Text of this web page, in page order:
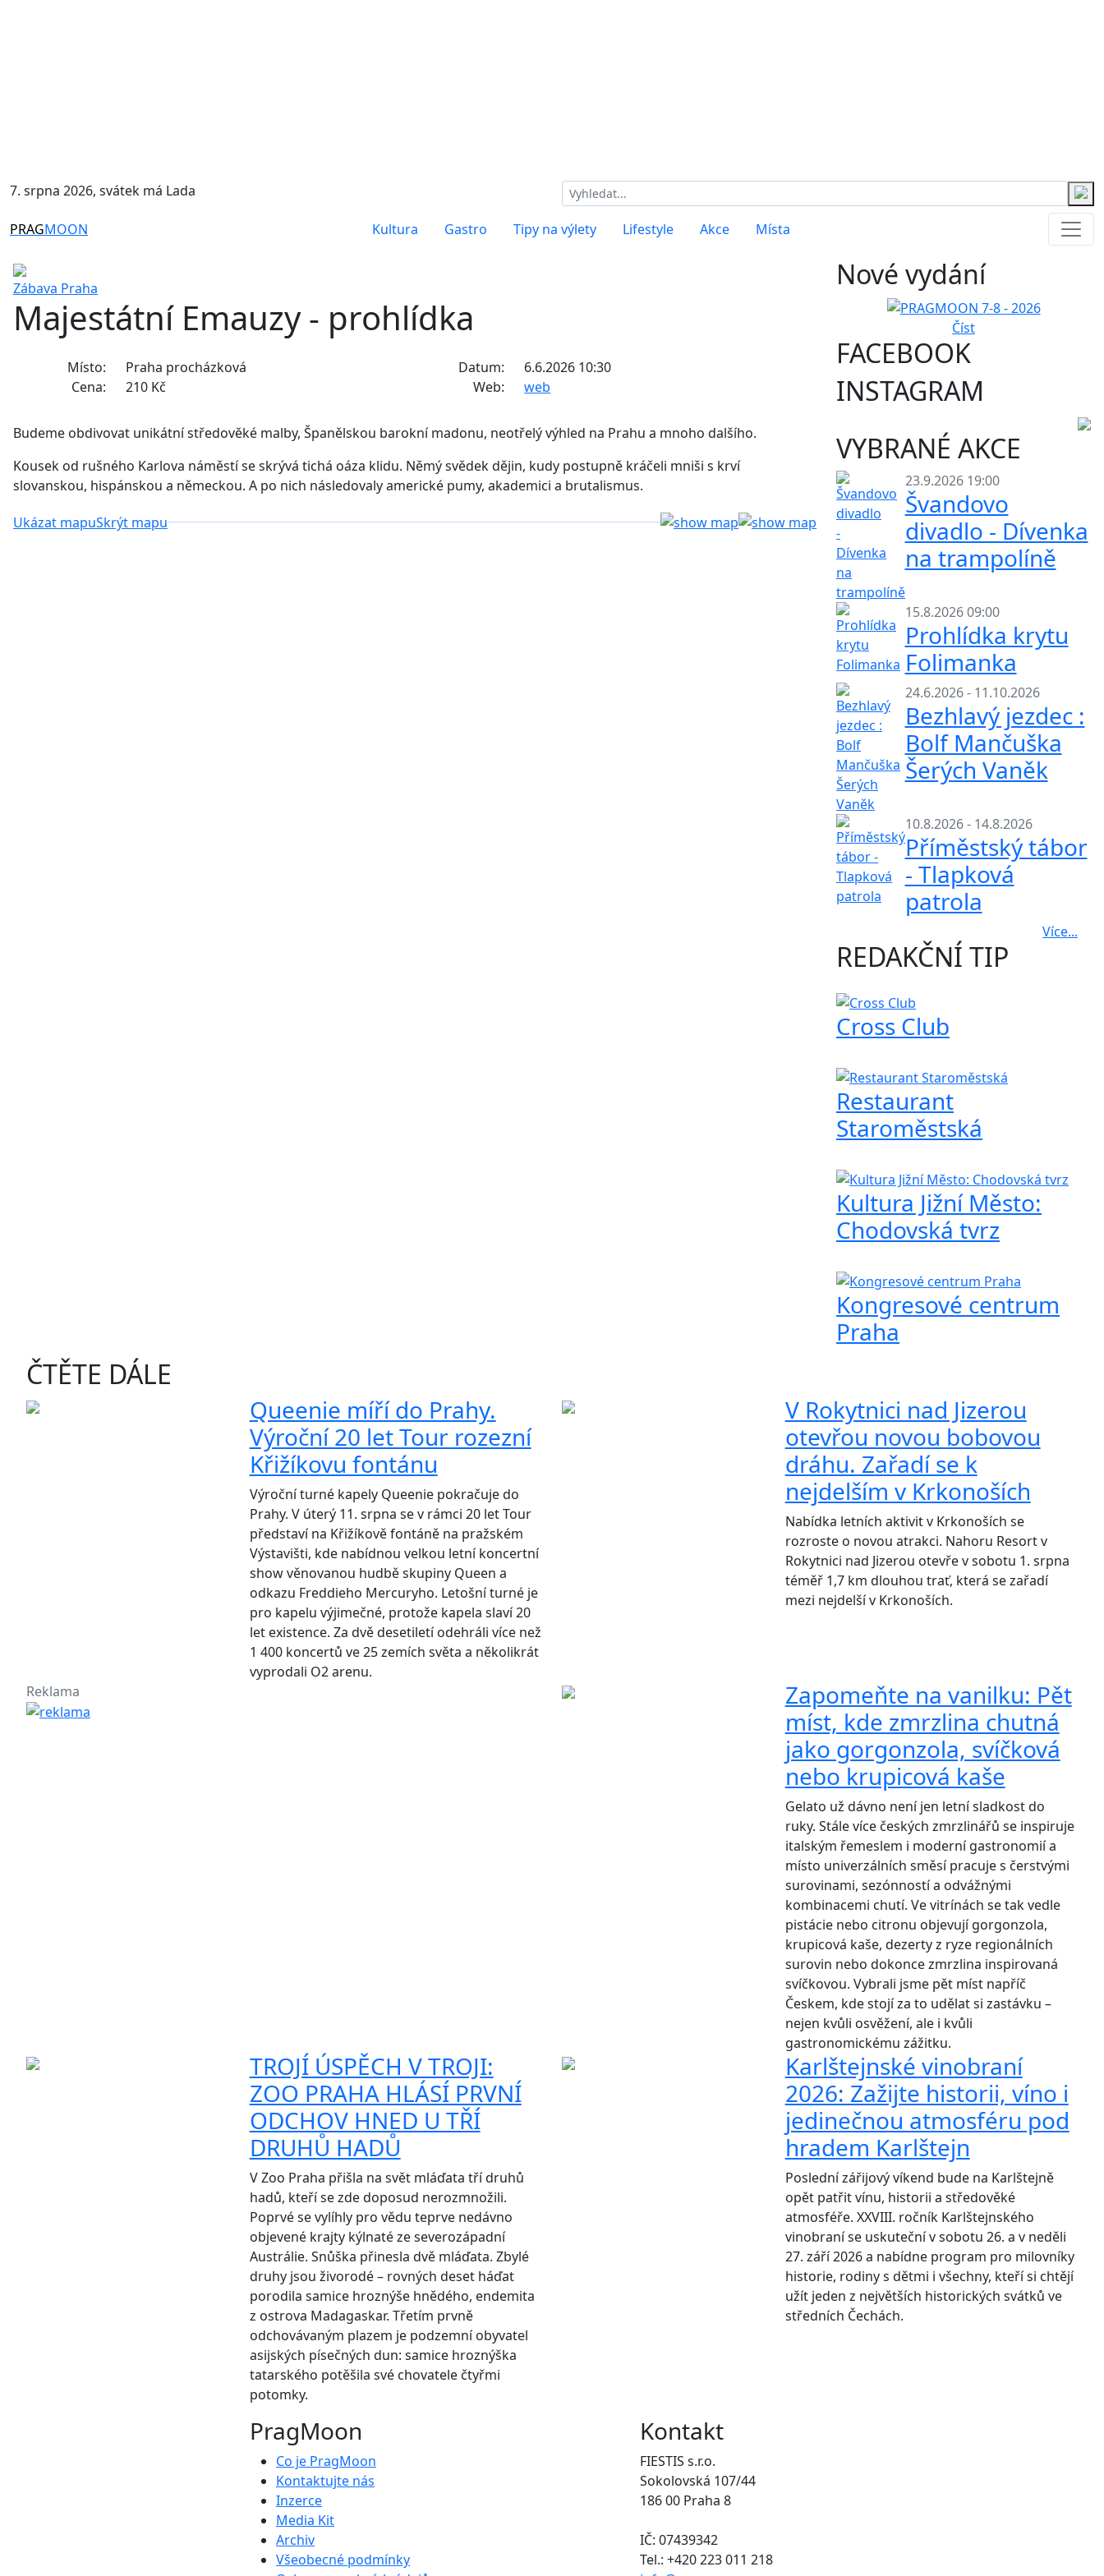
7. srpna 2026, svátek má Lada
PRAGMOON Kultura Gastro Tipy na výlety Lifestyle Akce Místa
Zábava Praha
Majestátní Emauzy - prohlídka
Místo: Praha procházková Datum:
6.6.2026 10:30
Cena:
210 Kč Web: web
Budeme obdivovat unikátní středověké malby, Španělskou barokní madonu, neotřelý výhled na Prahu a mnoho dalšího.
Kousek od rušného Karlova náměstí se skrývá tichá oáza klidu. Němý svědek dějin, kudy postupně kráčeli mniši s krví
slovanskou, hispánskou a německou. A po nich následovaly americké pumy, akademici a brutalismus.
Ukázat mapuSkrýt mapu
Nové vydání
Číst
FACEBOOK
INSTAGRAM
VYBRANÉ AKCE
23.9.2026 19:00
Švandovo
divadlo - Dívenka
na trampolíně
15.8.2026 09:00
Prohlídka krytu
Folimanka
24.6.2026 - 11.10.2026
Bezhlavý jezdec :
Bolf Mančuška
Šerých Vaněk
10.8.2026 - 14.8.2026
Příměstský tábor
- Tlapková
patrola
Více...
REDAKČNÍ TIP
Cross Club
Restaurant
Staroměstská
Kultura Jižní Město:
Chodovská tvrz
Kongresové centrum
Praha
ČTĚTE DÁLE
Queenie míří do Prahy.
Výroční 20 let Tour rozezní
Křižíkovu fontánu
Výroční turné kapely Queenie pokračuje do
Prahy. V úterý 11. srpna se v rámci 20 let Tour
představí na Křižíkově fontáně na pražském
Výstavišti, kde nabídnou velkou letní koncertní
show věnovanou hudbě skupiny Queen a
odkazu Freddieho Mercuryho. Letošní turné je
pro kapelu výjimečné, protože kapela slaví 20
let existence. Za dvě desetiletí odehráli více než
1 400 koncertů ve 25 zemích světa a několikrát
vyprodali O2 arenu.
V Rokytnici nad Jizerou
otevřou novou bobovou
dráhu. Zařadí se k
nejdelším v Krkonoších
Nabídka letních aktivit v Krkonoších se
rozroste o novou atrakci. Nahoru Resort v
Rokytnici nad Jizerou otevře v sobotu 1. srpna
téměř 1,7 km dlouhou trať, která se zařadí
mezi nejdelší v Krkonoších.
Reklama
Zapomeňte na vanilku: Pět
míst, kde zmrzlina chutná
jako gorgonzola, svíčková
nebo krupicová kaše
Gelato už dávno není jen letní sladkost do
ruky. Stále více českých zmrzlinářů se inspiruje
italským řemeslem i moderní gastronomií a
místo univerzálních směsí pracuje s čerstvými
surovinami, sezónností a odvážnými
kombinacemi chutí. Ve vitrínách se tak vedle
pistácie nebo citronu objevují gorgonzola,
krupicová kaše, dezerty z ryze regionálních
surovin nebo dokonce zmrzlina inspirovaná
svíčkovou. Vybrali jsme pět míst napříč
Českem, kde stojí za to udělat si zastávku –
nejen kvůli osvěžení, ale i kvůli
gastronomickému zážitku.
TROJÍ ÚSPĚCH V TROJI:
ZOO PRAHA HLÁSÍ PRVNÍ
ODCHOV HNED U TŘÍ
DRUHŮ HADŮ
V Zoo Praha přišla na svět mláďata tří druhů
hadů, kteří se zde doposud nerozmnožili.
Poprvé se vylíhly pro vědu teprve nedávno
objevené krajty kýlnaté ze severozápadní
Austrálie. Snůška přinesla dvě mláďata. Zbylé
druhy jsou živorodé – rovných deset háďat
porodila samice hroznýše hnědého, endemita
z ostrova Madagaskar. Třetím prvně
odchovávaným plazem je podzemní obyvatel
asijských písečných dun: samice hroznýška
tatarského potěšila své chovatele čtyřmi
potomky.
Karlštejnské vinobraní
2026: Zažijte historii, víno i
jedinečnou atmosféru pod
hradem Karlštejn
Poslední zářijový víkend bude na Karlštejně
opět patřit vínu, historii a středověké
atmosféře. XXVIII. ročník Karlštejnského
vinobraní se uskuteční v sobotu 26. a v neděli
27. září 2026 a nabídne program pro milovníky
historie, rodiny s dětmi i všechny, kteří si chtějí
užít jeden z největších historických svátků ve
středních Čechách.
PragMoon
Co je PragMoon
Kontaktujte nás
Inzerce
Media Kit
Archiv
Všeobecné podmínky
Kontakt
FIESTIS s.r.o.
Sokolovská 107/44
186 00 Praha 8
IČ: 07439342
Tel.: +420 223 011 218